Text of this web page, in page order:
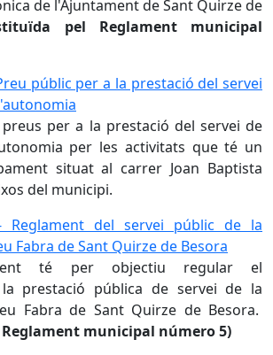
de l'Ajuntament de Sant Quirze de
pel Reglament municipal
públic per a la prestació del servei
per a la prestació del servei de
per les activitats que té un
situat al carrer Joan Baptista
del municipi.
Reglament del servei públic de la
Fabra de Sant Quirze de Besora
té per objectiu regular el
prestació pública de servei de la
Fabra de Sant Quirze de Besora.
municipal número 5)